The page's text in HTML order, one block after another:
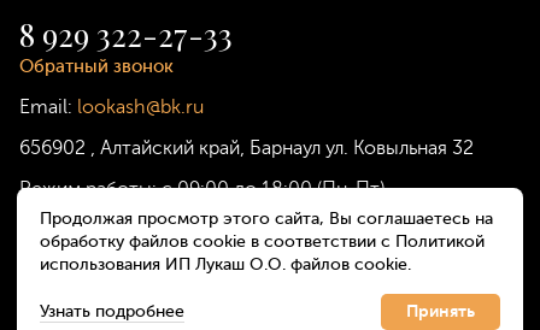
8 929 322-27-33
Обратный звонок
Email: lookash@bk.ru
656902
Алтайский край, Барнаул ул. Ковыльная 32
Режим работы:с 09:00 до 18:00 (Пн-Пт)
Продолжая просмотр этого сайта, Вы соглашаетесь на
обработку файлов cookie в соответствии с Политикой
использования ИП Лукаш О.О. файлов cookie.
Узнать подробнее Принять